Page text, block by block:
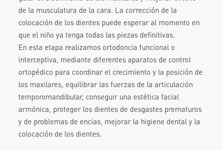
de la musculatura de la cara. La corrección de la
colocación de los dientes puede esperar al momento en
que el niño ya tenga todas las piezas definitivas.
En esta etapa realizamos ortodoncia funcional o
interceptiva, mediante diferentes aparatos de control
ortopédico para coordinar el crecimiento y la posición de
los maxilares, equilibrar las fuerzas de la articulación
temporomandibular, conseguir una estética facial
armónica, proteger los dientes de desgastes prematuros
y de problemas de encías, mejorar la higiene dental y la
colocación de los dientes.